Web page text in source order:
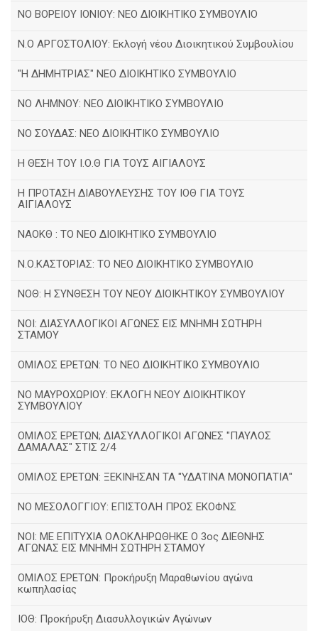
NO BOΡΕΙΟΥ ΙΟΝΙΟΥ: ΝΕΟ ΔΙΟΙΚΗΤΙΚΟ ΣΥΜΒΟΥΛΙΟ
Ν.Ο ΑΡΓΟΣΤΟΛΙΟΥ: Εκλογή νέου Διοικητικού Συμβουλίου
"Η ΔΗΜΗΤΡΙΑΣ" ΝΕΟ ΔΙΟΙΚΗΤΙΚΟ ΣΥΜΒΟΥΛΙΟ
ΝΟ ΛΗΜΝΟΥ: ΝΕΟ ΔΙΟΙΚΗΤΙΚΟ ΣΥΜΒΟΥΛΙΟ
ΝΟ ΣΟΥΔΑΣ: NEO ΔΙΟΙΚΗΤΙΚΟ ΣΥΜΒΟΥΛΙΟ
Η ΘΕΣΗ ΤΟΥ Ι.Ο.Θ ΓΙΑ ΤΟΥΣ ΑΙΓΙΑΛΟΥΣ
Η ΠΡΟΤΑΣΗ ΔΙΑΒΟΥΛΕΥΣΗΣ ΤΟΥ ΙΟΘ ΓΙΑ ΤΟΥΣ
ΑΙΓΙΑΛΟΥΣ
ΝΑΟΚΘ : ΤΟ ΝΕΟ ΔΙΟΙΚΗΤΙΚΟ ΣΥΜΒΟΥΛΙΟ
Ν.Ο.ΚΑΣΤΟΡΙΑΣ: ΤΟ ΝΕΟ ΔΙΟΙΚΗΤΙΚΟ ΣΥΜΒΟΥΛΙΟ
ΝΟΘ: Η ΣΥΝΘΕΣΗ ΤΟΥ ΝΕΟΥ ΔΙΟΙΚΗΤΙΚΟΥ ΣΥΜΒΟΥΛΙΟΥ
ΝΟΙ: ΔΙΑΣΥΛΛΟΓΙΚΟΙ ΑΓΩΝΕΣ ΕΙΣ ΜΝΗΜΗ ΣΩΤΗΡΗ
ΣΤΑΜΟΥ
ΟΜΙΛΟΣ ΕΡΕΤΩΝ: ΤΟ ΝΕΟ ΔΙΟΙΚΗΤΙΚΟ ΣΥΜΒΟΥΛΙΟ
ΝΟ ΜΑΥΡΟΧΩΡΙΟΥ: ΕΚΛΟΓΗ ΝΕΟΥ ΔΙΟΙΚΗΤΙΚΟΥ
ΣΥΜΒΟΥΛΙΟΥ
ΟΜΙΛΟΣ ΕΡΕΤΩΝ; ΔΙΑΣΥΛΛΟΓΙΚΟΙ ΑΓΩΝΕΣ "ΠΑΥΛΟΣ
ΔΑΜΑΛΑΣ" ΣΤΙΣ 2/4
ΟΜΙΛΟΣ ΕΡΕΤΩΝ: ΞΕΚΙΝΗΣΑΝ ΤΑ "ΥΔΑΤΙΝΑ ΜΟΝΟΠΑΤΙΑ"
ΝΟ ΜΕΣΟΛΟΓΓΙΟΥ: ΕΠΙΣΤΟΛΗ ΠΡΟΣ ΕΚΟΦΝΣ
NOI: ΜΕ ΕΠΙΤΥΧΙΑ ΟΛΟΚΛΗΡΩΘΗΚΕ Ο 3ος ΔΙΕΘΝΗΣ
ΑΓΩΝΑΣ ΕΙΣ ΜΝΗΜΗ ΣΩΤΗΡΗ ΣΤΑΜΟΥ
ΟΜΙΛΟΣ ΕΡΕΤΩΝ: Προκήρυξη Μαραθωνίου αγώνα
κωπηλασίας
ΙΟΘ: Προκήρυξη Διασυλλογικών Αγώνων